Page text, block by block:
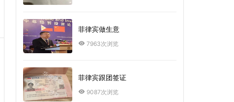
菲律宾做生意
7963次浏览
菲律宾跟团签证
9087次浏览